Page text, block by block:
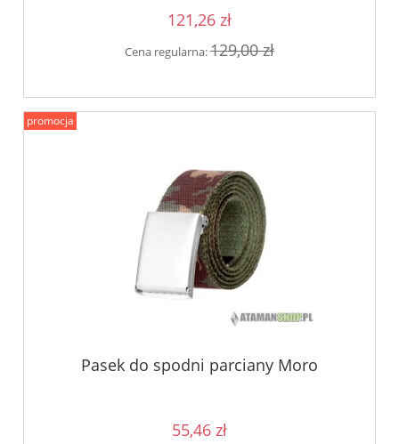
121,26 zł
Cena regularna:129,00 zł
Pasek do spodni parciany Moro
55,46 zł
promocja